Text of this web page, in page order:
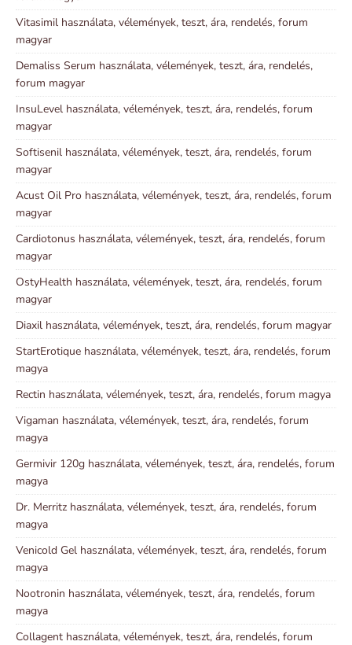
Vitasimil használata, vélemények, teszt, ára, rendelés, forum
magyar
Demaliss Serum használata, vélemények, teszt, ára, rendelés,
forum magyar
InsuLevel használata, vélemények, teszt, ára, rendelés, forum
magyar
Softisenil használata, vélemények, teszt, ára, rendelés, forum
magyar
Acust Oil Pro használata, vélemények, teszt, ára, rendelés, forum
magyar
Cardiotonus használata, vélemények, teszt, ára, rendelés, forum
magyar
OstyHealth használata, vélemények, teszt, ára, rendelés, forum
magyar
Diaxil használata, vélemények, teszt, ára, rendelés, forum magyar
StartErotique használata, vélemények, teszt, ára, rendelés, forum
magya
Rectin használata, vélemények, teszt, ára, rendelés, forum magya
Vigaman használata, vélemények, teszt, ára, rendelés, forum
magya
Germivir 120g használata, vélemények, teszt, ára, rendelés, forum
magya
Dr. Merritz használata, vélemények, teszt, ára, rendelés, forum
magya
Venicold Gel használata, vélemények, teszt, ára, rendelés, forum
magya
Nootronin használata, vélemények, teszt, ára, rendelés, forum
magya
Collagent használata, vélemények, teszt, ára, rendelés, forum